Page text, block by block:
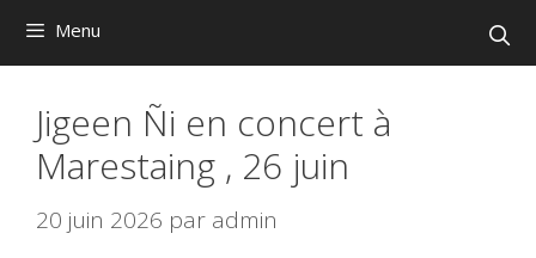
Menu
Jigeen Ñi en concert à
Marestaing , 26 juin
20 juin 2026 par admin